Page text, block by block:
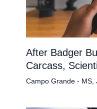
After Badger
Carcass,
Campo Grande - MS,